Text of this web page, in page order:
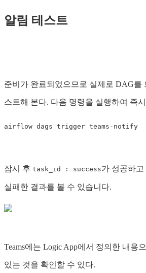
알림 테스트
준비가 완료되었으므로 실제로 DAG를
스트해 본다. 다음 명령을 실행하여 즉
잠시 후 task_id : success가 성공하고
실패한 결과를 볼 수 있습니다.
Teams에는 Logic App에서 정의한 내용
있는 것을 확인할 수 있다.